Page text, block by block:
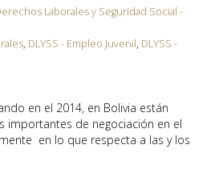
Laborales y Seguridad Social -
, DLYSS - Empleo Juvenil, DLYSS -
en el 2014, en Bolivia están
importantes de negociación en el
en lo que respecta a las y los